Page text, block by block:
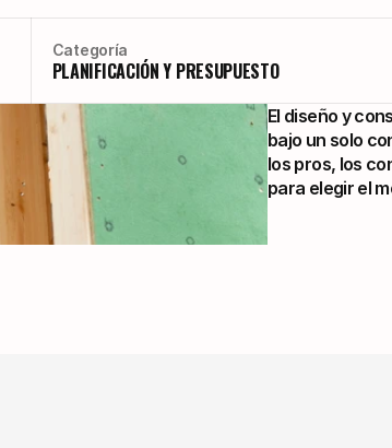
Categoría
PLANIFICACIÓN Y PRESUPUESTO
El diseño y
bajo un solo
los pros, los
para elegir el